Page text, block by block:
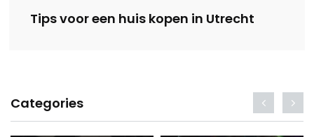
Tips voor een huis kopen in Utrecht
Categories